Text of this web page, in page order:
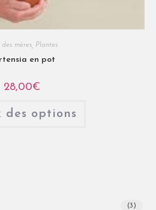
des mères, Plantes
en pot
28,00€
des options
(3)